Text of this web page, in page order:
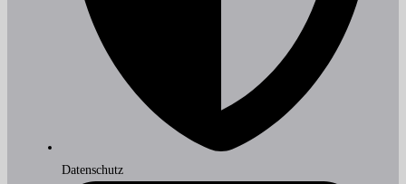
Datenschutz